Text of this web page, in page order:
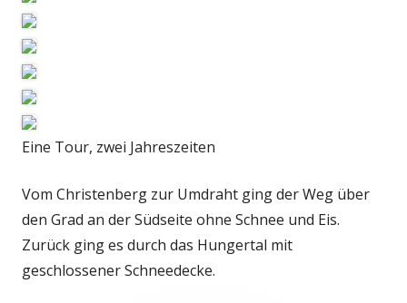
Eine Tour, zwei Jahreszeiten
Vom Christenberg zur Umdraht ging der Weg über
den Grad an der Südseite ohne Schnee und Eis.
Zurück ging es durch das Hungertal mit
geschlossener Schneedecke.